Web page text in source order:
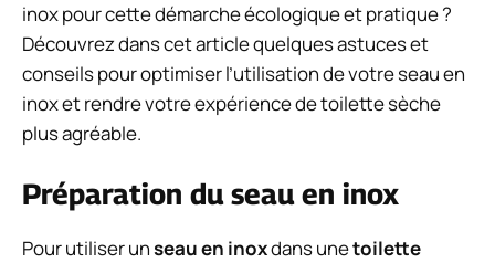
inox pour cette démarche écologique et pratique ?
Découvrez dans cet article quelques astuces et
conseils pour optimiser l’utilisation de votre seau en
inox et rendre votre expérience de toilette sèche
plus agréable.
Préparation du seau en inox
Pour utiliser unseau en inoxdans unetoilette